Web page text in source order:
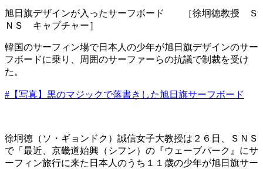
旭日旗デザインが入ったサーフボード ［徐坰徳教授 Ｓ
ＮＳ キャプチャー］
韓国のサーフィン場で日本人の少年が旭日旗デザインのサー
フボードに乗り、周囲のサーファーらの抗議で制裁を受け
た。
#【写真】黒のマジックで落書きした旭日旗サーフボード
徐坰徳（ソ・ギョンドク）誠信女子大教授は２６日、ＳＮＳ
で「最近、京畿道始興（シフン）の『ウェーブパーク』にサ
ーフィン旅行に来た日本人のうち１１歳の少年が旭日旗サー